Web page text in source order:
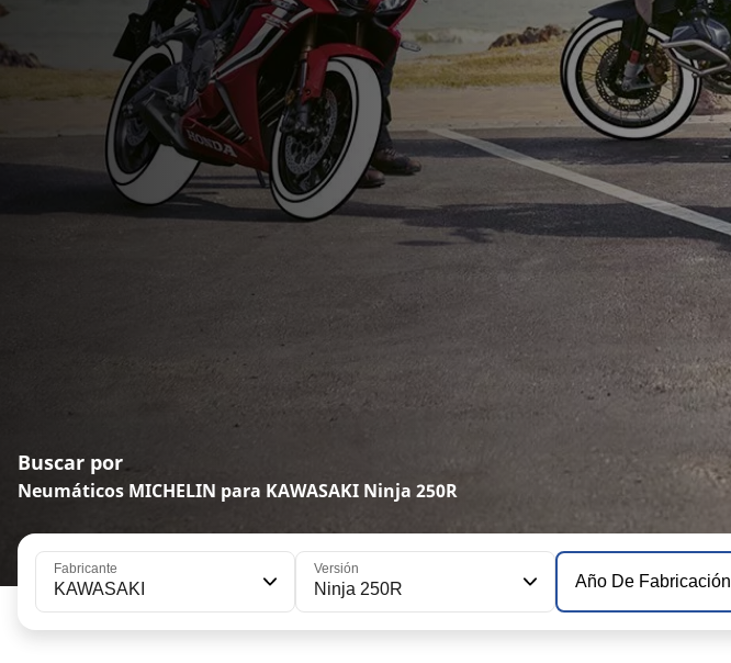
Buscar por
Neumáticos MICHELIN para KAWASAKI Ninja 250R
Fabricante
KAWASAKI
Versión
Ninja 250R Año De Fabricación